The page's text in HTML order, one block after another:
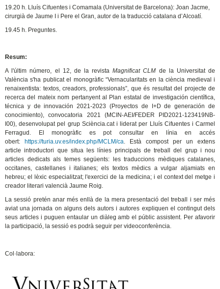
19.20 h. Lluís Cifuentes i Comamala (Universitat de Barcelona): Joan Jacme,
cirurgià de Jaume I i Pere el Gran, autor de la traducció catalana d’Alcoatí.
19.45 h. Preguntes.
Resum:
A l'últim número, el 12, de la revistaMagnificat CLM de la Universitat de
València s'ha publicat el monogràfic “Vernacularitats en la ciència medieval i
renaixentista: textos, creadors, professionals”, que és resultat del projecte de
recerca del mateix nom pertanyent al Plan estatal de investigación científica,
técnica y de innovación 2021-2023 (Proyectos de I+D de generación de
conocimiento), convocatoria 2021 (MCIN-AEI/FEDER PID2021-123419NB-
I00), desenvolupat pel grup Sciència.cat i liderat per Lluís Cifuentes i Carmel
Ferragud. El monogràfic es pot consultar en línia en accés
obert: https://turia.uv.es/index.php/MCLM/ca. Està compost per un extens
article introductori que situa les línies principals de treball del grup i nou
articles dedicats als temes següents: les traduccions mèdiques catalanes,
occitanes, castellanes i italianes; els textos mèdics a vulgar aljamiats en
hebreu; el lèxic especialitzat; l'exercici de la medicina; i el context del metge i
creador literari valencià Jaume Roig.
La sessió pretén anar més enllà de la mera presentació del treball i ser més
aviat una jornada on alguns dels autors i autores expliquen el contingut dels
seus articles i puguen entaular un diàleg amb el públic assistent. Per afavorir
la participació, la sessió es podrà seguir per videoconferència.
Col·labora: